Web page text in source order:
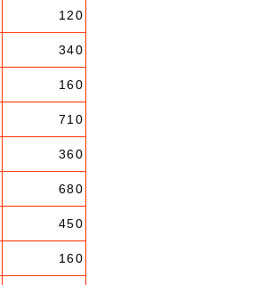
120
340
160
710
360
680
450
160